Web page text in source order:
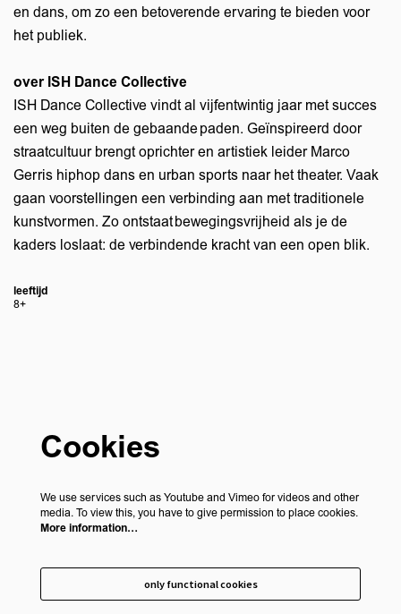
en dans, om zo een betoverende ervaring te bieden voor
het publiek.
over ISH Dance Collective
ISH Dance Collective vindt al vijfentwintig jaar met succes
een weg buiten de gebaande paden. Geïnspireerd door
straatcultuur brengt oprichter en artistiek leider Marco
Gerris hiphop dans en urban sports naar het theater. Vaak
gaan voorstellingen een verbinding aan met traditionele
kunstvormen. Zo ontstaat bewegingsvrijheid als je de
kaders loslaat: de verbindende kracht van een open blik.
leeftijd
8+
Cookies
We use services such as Youtube and Vimeo for videos and other
media. To view this, you have to give permission to place cookies.
More information…
only functional cookies
Zoom
in